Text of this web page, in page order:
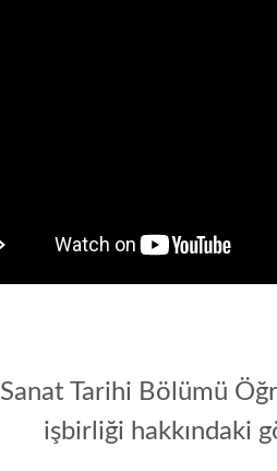
Sanat Tarihi Bölümü
işbirliği hakkındaki